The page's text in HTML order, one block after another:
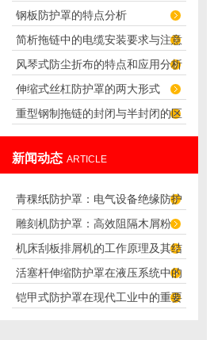
钢板防护罩的特点分析
简析拖链中的电缆安装要求与注意
事项
风琴式防尘折布的特点和应用分析
伸缩式丝杠防护罩的两大形式
重型钢制拖链的封闭与半封闭的区
新闻动态 ARTICLE
青稞纸防护罩：电气设备绝缘防护
专用方案
雕刻机防护罩：高效阻隔木屑粉
尘，守护设备精度与安全
机床刮板排屑机的工作原理及其结
构分析
活塞杆伸缩防护罩在液压系统中的
应用
铠甲式防护罩在现代工业中的重要